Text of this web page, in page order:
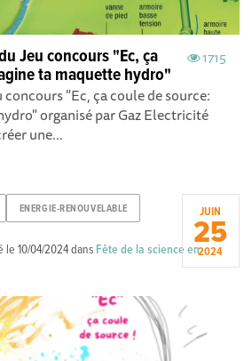
1715
Jeu concours "Ec, ça
ta maquette hydro"
"Ec, ça coule de source:
organisé par Gaz Electricité
une...
ENERGIE-RENOUVELABLE
le10/04/2024dans Fête de la science en
JUIN
25
2024